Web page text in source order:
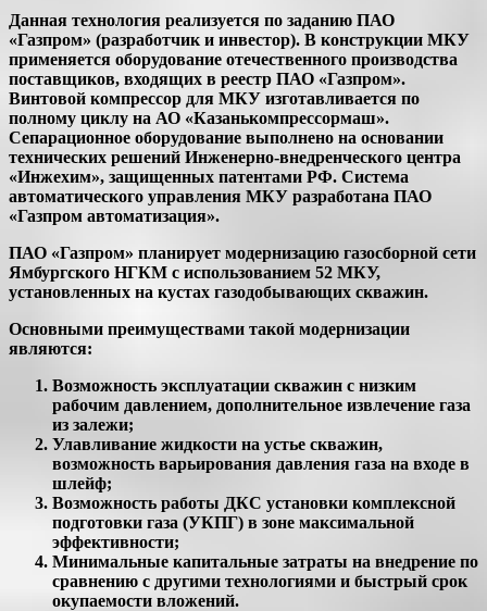
Данная технология реализуется по заданию ПАО
«Газпром» (разработчик и инвестор). В конструкции МКУ
применяется оборудование отечественного производства
поставщиков, входящих в реестр ПАО «Газпром».
Винтовой компрессор для МКУ изготавливается по
полному циклу на АО «Казанькомпрессормаш».
Сепарационное оборудование выполнено на основании
технических решений Инженерно-внедренческого центра
«Инжехим», защищенных патентами РФ. Система
автоматического управления МКУ разработана ПАО
«Газпром автоматизация».
ПАО «Газпром» планирует модернизацию газосборной сети
Ямбургского НГКМ с использованием 52 МКУ,
установленных на кустах газодобывающих скважин.
Основными преимуществами такой модернизации
являются:
Возможность эксплуатации скважин с низким
рабочим давлением, дополнительное извлечение газа
из залежи;
Улавливание жидкости на устье скважин,
возможность варьирования давления газа на входе в
шлейф;
Возможность работы ДКС установки комплексной
подготовки газа (УКПГ) в зоне максимальной
эффективности;
Минимальные капитальные затраты на внедрение по
сравнению с другими технологиями и быстрый срок
окупаемости вложений.